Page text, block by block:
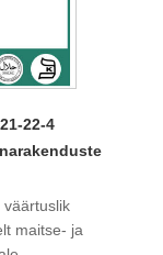
22-4
väärtuslik
maitse- ja